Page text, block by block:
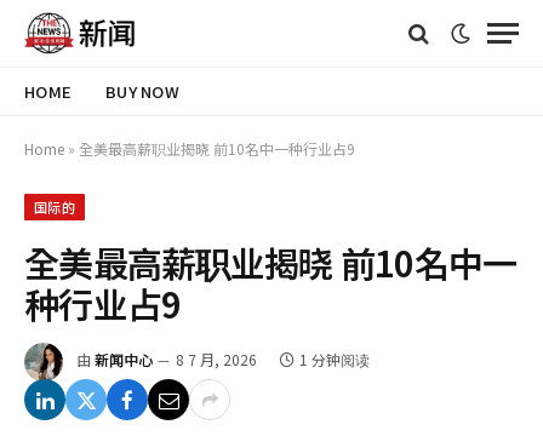
HOME BUY NOW
Home » 全美最高薪职业揭晓 前10名中一种行业占9
国际的
全美最高薪职业揭晓 前10名中一
种行业占9
由 新闻中心 8 7 月, 2026 1 分钟阅读